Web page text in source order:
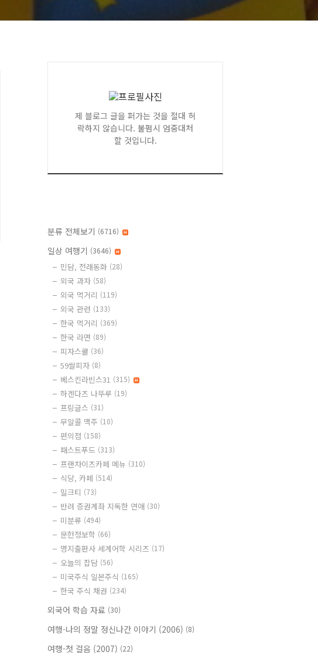
제 블로그 글을 퍼가는 것을 절대 허
락하지 않습니다. 불펌시 엄중대처
할 것입니다.
분류 전체보기 (6716)
일상 여행기 (3646)
민담, 전래동화 (28)
외국 과자 (58)
외국 먹거리 (119)
외국 관련 (133)
한국 먹거리 (369)
한국 라면 (89)
피자스쿨 (36)
59쌀피자 (8)
베스킨라빈스31 (315)
하겐다즈 나뚜루 (19)
프링글스 (31)
무알콜 맥주 (10)
편의점 (158)
패스트푸드 (313)
프랜차이즈카페 메뉴 (310)
식당, 카페 (514)
밀크티 (73)
반려 증권계좌 지독한 연애 (30)
미분류 (494)
문헌정보학 (66)
명지출판사 세계어학 시리즈 (17)
오늘의 잡담 (56)
미국주식 일본주식 (165)
한국 주식 채권 (234)
외국어 학습 자료 (30)
여행-나의 정말 정신나간 이야기 (2006) (8)
여행-첫 걸음 (2007) (22)